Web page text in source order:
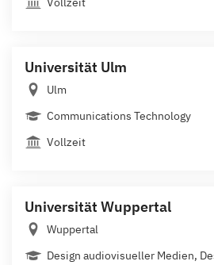
Universität Ulm
Ulm
Communications Technology
Vollzeit
Universität Wuppertal
Wuppertal
Design audiovisueller Medien,